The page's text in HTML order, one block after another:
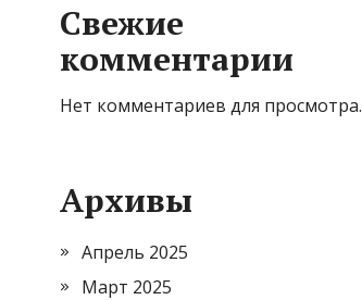
Свежие
комментарии
Нет комментариев для просмотра.
Архивы
Апрель 2025
Март 2025